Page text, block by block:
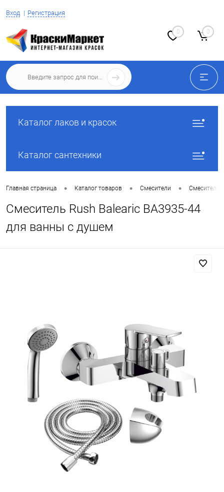
Вход Регистрация
0 0
Каталог лаков и красок
Каталог сантехники
Главная страница • Каталог товаров • Смесители • Смесители
Смеситель Rush Balearic BA3935-44
для ванны с душем